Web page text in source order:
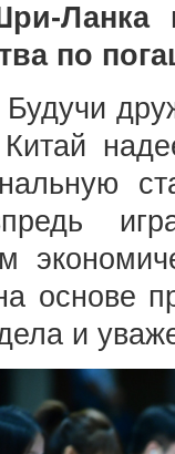
Ланка
по
основе
и